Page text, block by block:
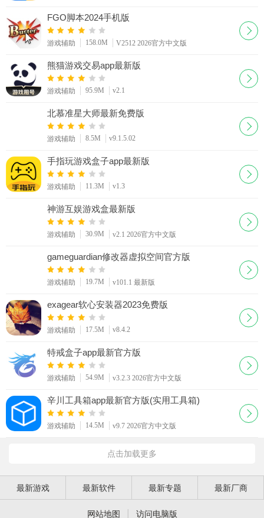
FGO脚本2024手机版
游戏辅助 158.0M V2512 2026官方中文版
熊猫游戏交易app最新版
游戏辅助 95.9M v2.1
北慕准星大师最新免费版
游戏辅助 8.5M v9.1.5.02
手指玩游戏盒子app最新版
游戏辅助 11.3M v1.3
神游互娱游戏盒最新版
游戏辅助 30.9M v2.1 2026官方中文版
gameguardian修改器虚拟空间官方版
游戏辅助 19.7M v101.1 最新版
exagear软心安装器2023免费版
游戏辅助 17.5M v8.4.2
特戒盒子app最新官方版
游戏辅助 54.9M v3.2.3 2026官方中文版
辛川工具箱app最新官方版(实用工具箱)
游戏辅助 14.5M v9.7 2026官方中文版
点击加载更多
最新游戏 最新软件 最新专题 最新厂商
网站地图 | 访问电脑版